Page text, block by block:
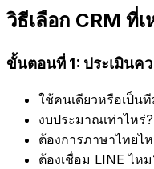
วิธีเลือก CRM ที่เ
ขั้นตอนที่ 1: ประเมินค
ใช้คนเดียวหรือเป็น
งบประมาณเท่าไหร่?
ต้องการภาษาไทยไ
ต้องเชื่อม LINE ไหม